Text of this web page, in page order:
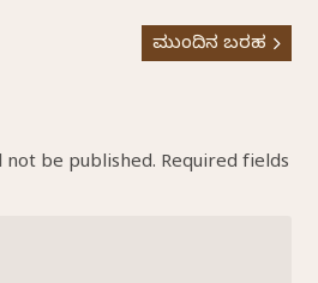
ಮುಂದಿನ ಬರಹ
not be published. Required fields